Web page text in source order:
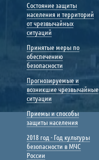
Состояние защиты
населения и территорий
от чрезвычайных
ситуаций
Принятые меры по
обеспечению
безопасности
Прогнозируемые и
возникшие чрезвычайные
ситуации
Приемы и способы
защиты населения
2018 год - Год культуры
безопасности в МЧС
России